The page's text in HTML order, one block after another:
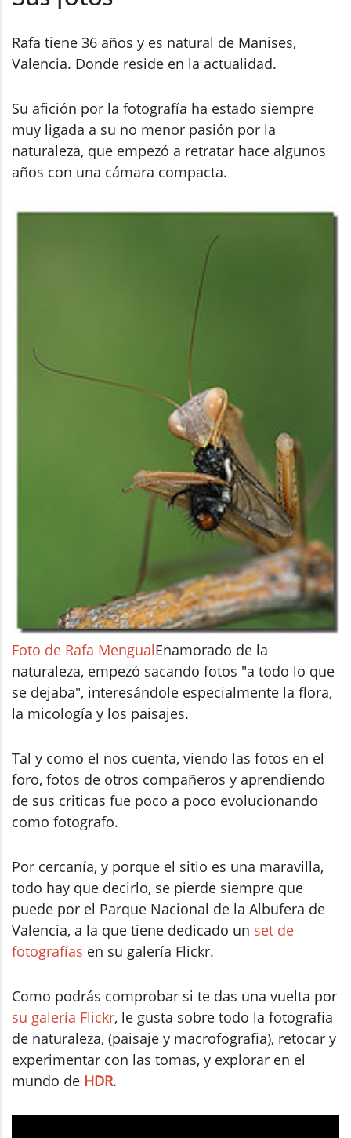
Rafa tiene 36 años y es natural de Manises,
Valencia. Donde reside en la actualidad.
Su afición por la fotografía ha estado siempre
muy ligada a su no menor pasión por la
naturaleza, que empezó a retratar hace algunos
años con una cámara compacta.
Foto de Rafa MengualEnamorado de la
naturaleza, empezó sacando fotos "a todo lo que
se dejaba", interesándole especialmente la flora,
la micología y los paisajes.
Tal y como el nos cuenta, viendo las fotos en el
foro, fotos de otros compañeros y aprendiendo
de sus criticas fue poco a poco evolucionando
como fotografo.
Por cercanía, y porque el sitio es una maravilla,
todo hay que decirlo, se pierde siempre que
puede por el Parque Nacional de la Albufera de
Valencia, a la que tiene dedicado un set de
fotografías en su galería Flickr.
Como podrás comprobar si te das una vuelta por
su galería Flickr, le gusta sobre todo la fotografia
de naturaleza, (paisaje y macrofografia), retocar y
experimentar con las tomas, y explorar en el
mundo de HDR.